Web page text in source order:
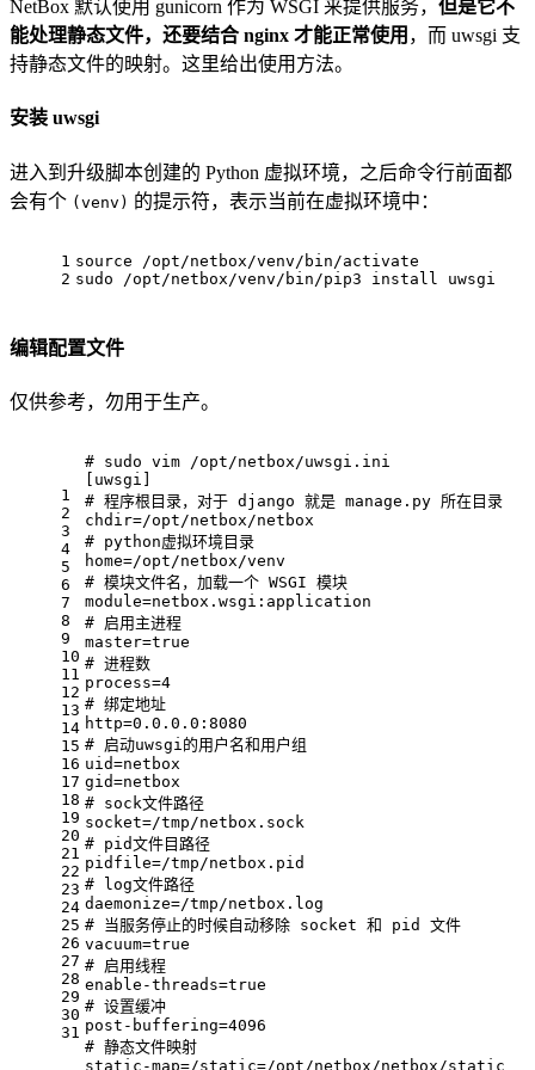
NetBox 默认使用 gunicorn 作为 WSGI 来提供服务， 但是它不
能处理静态文件，还要结合 nginx 才能正常使用 ，而 uwsgi 支
持静态文件的映射。这里给出使用方法。
安装 uwsgi
进入到升级脚本创建的 Python 虚拟环境，之后命令行前面都
会有个 (venv) 的提示符，表示当前在虚拟环境中：
1
2
source /opt/netbox/venv/bin/activate
sudo /opt/netbox/venv/bin/pip3 install uwsgi
编辑配置文件
仅供参考，勿用于生产。
1
2
3
4
5
6
7
8
9
10
11
12
13
14
15
16
17
18
19
20
21
22
23
24
25
26
27
28
29
30
31
# sudo vim /opt/netbox/uwsgi.ini
[uwsgi]
# 程序根目录，对于 django 就是 manage.py 所在目录
chdir=/opt/netbox/netbox
# python虚拟环境目录
home=/opt/netbox/venv
# 模块文件名，加载一个 WSGI 模块
module=netbox.wsgi:application
# 启用主进程
master=true
# 进程数
process=4
# 绑定地址
http=0.0.0.0:8080
# 启动uwsgi的用户名和用户组
uid=netbox
gid=netbox
# sock文件路径
socket=/tmp/netbox.sock
# pid文件目路径
pidfile=/tmp/netbox.pid
# log文件路径
daemonize=/tmp/netbox.log
# 当服务停止的时候自动移除 socket 和 pid 文件
vacuum=true
# 启用线程
enable-threads=true
# 设置缓冲
post-buffering=4096
# 静态文件映射
static-map=/static=/opt/netbox/netbox/static